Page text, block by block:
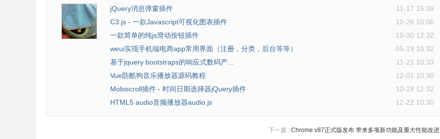
jQuery消息弹窗插件
11-17 15:39
C3.js - 一款Javascript可视化图表插件
10-26 10:06
一款简单的纯js滑动按钮插件
10-30 12:32
weui实现手机端电商app常用界面（注册，分类，后台等等）
05-19 10:32
基于jquery bootstraps的响应式数码产...
11-21 10:33
Vue防酷狗音乐播放器源码教程
12-01 10:30
Mobiscroll插件 - 时间日期选择器jQuery插件
10-18 12:32
HTML5 audio音频播放器audio.js
12-22 10:30
下一篇 : Chrome v87正式版发布 带来多项新功能及重大性能改进